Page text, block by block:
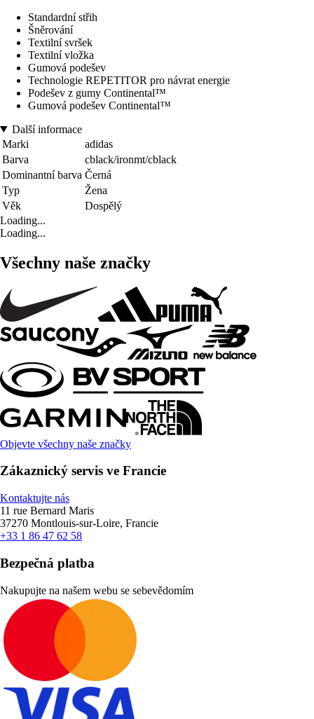
Standardní střih
Šněrování
Textilní svršek
Textilní vložka
Gumová podešev
Technologie REPETITOR pro návrat energie
Podešev z gumy Continental™
Gumová podešev Continental™
Další informace
Marki
adidas
Barva
cblack/ironmt/cblack
Dominantní barva Černá
Typ
Žena
Věk
Dospělý
Loading...
Loading...
Všechny naše značky
Objevte všechny naše značky
Zákaznický servis ve Francie
Kontaktujte nás
11 rue Bernard Maris
37270 Montlouis-sur-Loire, Francie
+33 1 86 47 62 58
Bezpečná platba
Nakupujte na našem webu se sebevědomím